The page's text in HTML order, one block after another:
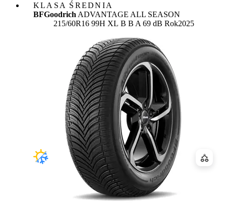
KLASA ŚREDNIA
BFGoodrich ADVANTAGE ALL SEASON
215/60R16 99H XL Etykieta:
B B A 69 dB Rok2025